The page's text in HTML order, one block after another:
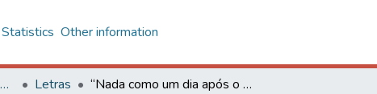
Statistics Other information
Ciências Humanas, Letras e Artes Letras “Nada como um dia após o outro dia”: a construção dos imaginários de crime e de criminoso por Racionais MC’s